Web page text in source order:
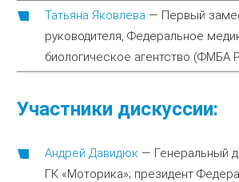
Татьяна Яковлева — Первый
руководителя, Федеральное
биологическое агентство (ФМБА
Участники дискуссии:
Андрей Давидюк — Генеральный
ГК «Моторика»; президент